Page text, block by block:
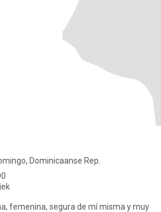
Dominicaanse Rep.
femenina, segura de mí misma y muy